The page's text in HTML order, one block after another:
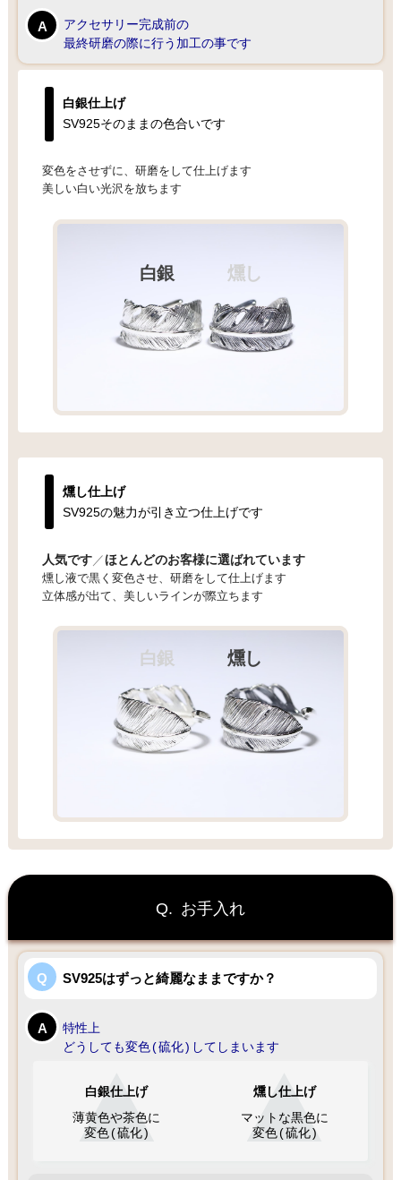
アクセサリー完成前の
最終研磨の際に行う加工の事です
白銀仕上げ
SV925そのままの色合いです
変色をさせずに、研磨をして仕上げます
美しい白い光沢を放ちます
白銀 燻し
燻し仕上げ
SV925の魅力が引き立つ仕上げです
人気です／ほとんどのお客様に選ばれています
燻し液で黒く変色させ、研磨をして仕上げます
立体感が出て、美しいラインが際立ちます
白銀 燻し
Q. お手入れ
SV925はずっと綺麗なままですか？
特性上
どうしても変色(硫化) してしまいます
白銀仕上げ
薄黄色や茶色に
変色(硫化)
燻し仕上げ
マットな黒色に
変色(硫化)